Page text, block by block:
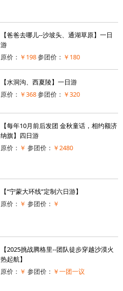
【爸爸去哪儿--沙坡头、通湖草原】一日
游
原价： ￥198参团价： ￥180
【水洞沟、西夏陵】一日游
原价： ￥368参团价： ￥320
【每年10月前后发团 金秋童话，相约额济
纳旗】四日游
原价： ￥ 参团价： ￥2480
【“宁蒙大环线”定制六日游】
原价： ￥ 参团价： ￥
【2025挑战腾格里--团队徒步穿越沙漠火
热起航】
原价： ￥ 参团价： ￥一团一议